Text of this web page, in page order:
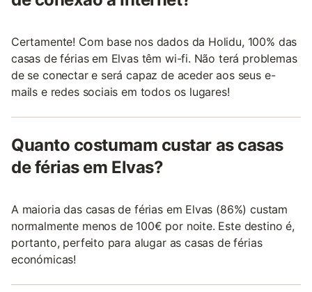
Certamente! Com base nos dados da Holidu, 100% das
casas de férias em Elvas têm wi-fi. Não terá problemas
de se conectar e será capaz de aceder aos seus e-
mails e redes sociais em todos os lugares!
Quanto costumam custar as casas
de férias em Elvas?
A maioria das casas de férias em Elvas (86%) custam
normalmente menos de 100€ por noite. Este destino é,
portanto, perfeito para alugar as casas de férias
económicas!